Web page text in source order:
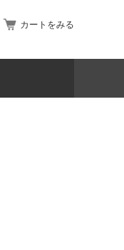
カートをみる